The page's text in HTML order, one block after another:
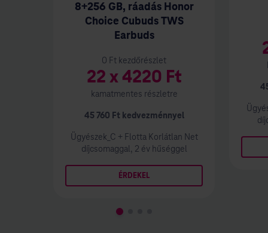
8+256 GB, ráadás Honor
Choice Cubuds TWS
Earbuds
0 Ft kezdőrészlet
22 x 4220 Ft
kamatmentes részletre
45 760 Ft kedvezménnyel
Ügyészek_C + Flotta Korlátlan Net
díjcsomaggal, 2 év hűséggel
ÉRDEKEL